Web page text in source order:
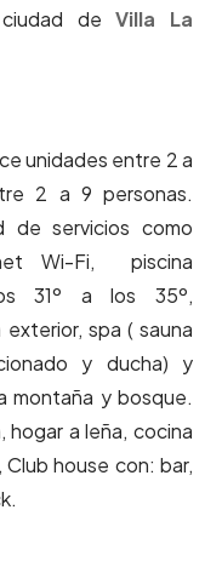
ciudad deVilla La
unidades entre 2 a
2 a 9 personas.
de servicios como
Wi-Fi, piscina
31º a los 35º,
spa ( sauna
y ducha) y
montaña y bosque.
a leña, cocina
house con: bar,